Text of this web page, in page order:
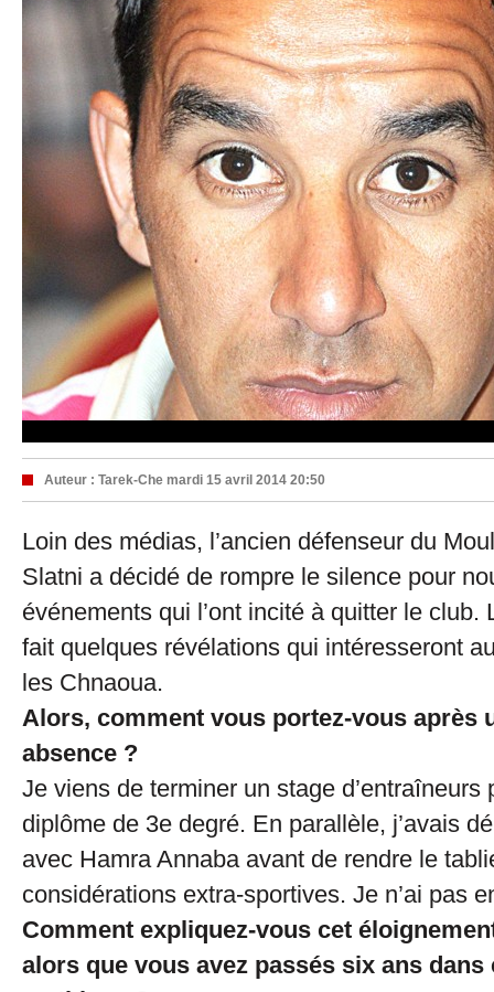
Auteur : Tarek-Che mardi 15 avril 2014 20:50
Loin des médias, l’ancien défenseur du
Slatni a décidé de rompre le silence pour
événements qui l’ont incité à quitter le club.
fait quelques révélations qui intéresseront
les Chnaoua.
Alors, comment vous portez-vous après
absence ?
Je viens de terminer un stage d’entraîneurs
diplôme de 3e degré. En parallèle, j’avais
avec Hamra Annaba avant de rendre le
considérations extra-sportives. Je n’ai pas
Comment expliquez-vous cet
alors que vous avez passés six ans dans